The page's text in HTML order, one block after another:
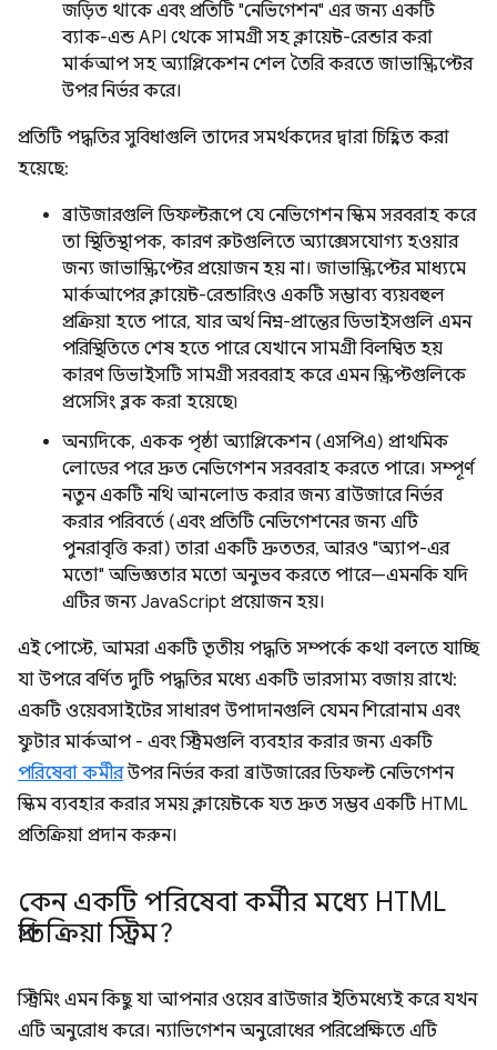
জড়িত থাকে এবং প্রতিটি "নেভিগেশন" এর জন্য একটি
ব্যাক-এন্ড API থেকে সামগ্রী সহ ক্লায়েন্ট-রেন্ডার করা
মার্কআপ সহ অ্যাপ্লিকেশন শেল তৈরি করতে জাভাস্ক্রিপ্টের
উপর নির্ভর করে।
প্রতিটি পদ্ধতির সুবিধাগুলি তাদের সমর্থকদের দ্বারা চিহ্নিত করা
হয়েছে:
ব্রাউজারগুলি ডিফল্টরূপে যে নেভিগেশন স্কিম সরবরাহ করে
তা স্থিতিস্থাপক, কারণ রুটগুলিতে অ্যাক্সেসযোগ্য হওয়ার
জন্য জাভাস্ক্রিপ্টের প্রয়োজন হয় না। জাভাস্ক্রিপ্টের মাধ্যমে
মার্কআপের ক্লায়েন্ট-রেন্ডারিংও একটি সম্ভাব্য ব্যয়বহুল
প্রক্রিয়া হতে পারে, যার অর্থ নিম্ন-প্রান্তের ডিভাইসগুলি এমন
পরিস্থিতিতে শেষ হতে পারে যেখানে সামগ্রী বিলম্বিত হয়
কারণ ডিভাইসটি সামগ্রী সরবরাহ করে এমন স্ক্রিপ্টগুলিকে
প্রসেসিং ব্লক করা হয়েছে৷
অন্যদিকে, একক পৃষ্ঠা অ্যাপ্লিকেশন (এসপিএ) প্রাথমিক
লোডের পরে দ্রুত নেভিগেশন সরবরাহ করতে পারে। সম্পূর্ণ
নতুন একটি নথি আনলোড করার জন্য ব্রাউজারে নির্ভর
করার পরিবর্তে (এবং প্রতিটি নেভিগেশনের জন্য এটি
পুনরাবৃত্তি করা) তারা একটি দ্রুততর, আরও "অ্যাপ-এর
মতো" অভিজ্ঞতার মতো অনুভব করতে পারে—এমনকি যদি
এটির জন্য JavaScript প্রয়োজন হয়।
এই পোস্টে, আমরা একটি তৃতীয় পদ্ধতি সম্পর্কে কথা বলতে যাচ্ছি
যা উপরে বর্ণিত দুটি পদ্ধতির মধ্যে একটি ভারসাম্য বজায় রাখে:
একটি ওয়েবসাইটের সাধারণ উপাদানগুলি যেমন শিরোনাম এবং
ফুটার মার্কআপ - এবং স্ট্রিমগুলি ব্যবহার করার জন্য একটি
পরিষেবা কর্মীরউপর নির্ভর করা ব্রাউজারের ডিফল্ট নেভিগেশন
স্কিম ব্যবহার করার সময় ক্লায়েন্টকে যত দ্রুত সম্ভব একটি HTML
প্রতিক্রিয়া প্রদান করুন।
কেন একটি পরিষেবা কর্মীর মধ্যে HTML
প্রতিক্রিয়া স্ট্রিম?
স্ট্রিমিং এমন কিছু যা আপনার ওয়েব ব্রাউজার ইতিমধ্যেই করে যখন
এটি অনুরোধ করে। ন্যাভিগেশন অনুরোধের পরিপ্রেক্ষিতে এটি